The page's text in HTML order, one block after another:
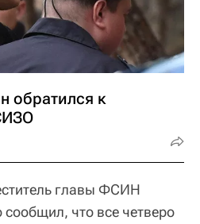
обратился к
главы ФСИН
что все четверо